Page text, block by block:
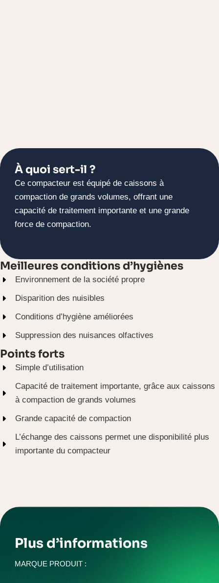
À quoi sert-il ?
Ce compacteur est équipé de caissons à
compaction de grands volumes, offrant une
capacité de traitement importante et une grande
force de compaction.
Meilleures conditions d’hygiènes
Environnement de la société propre
Disparition des nuisibles
Conditions d’hygiène améliorées
Suppression des nuisances olfactives
Points forts
Simple d’utilisation
Capacité de traitement importante, grâce aux caissons
à compaction de grands volumes
Grande capacité de compaction
L’échange des caissons permet une disponibilité plus
importante du compacteur
Plus d’informations
MARQUE PRODUIT :